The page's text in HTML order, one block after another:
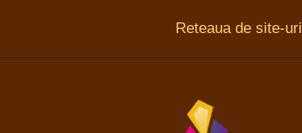
Reteaua de site-